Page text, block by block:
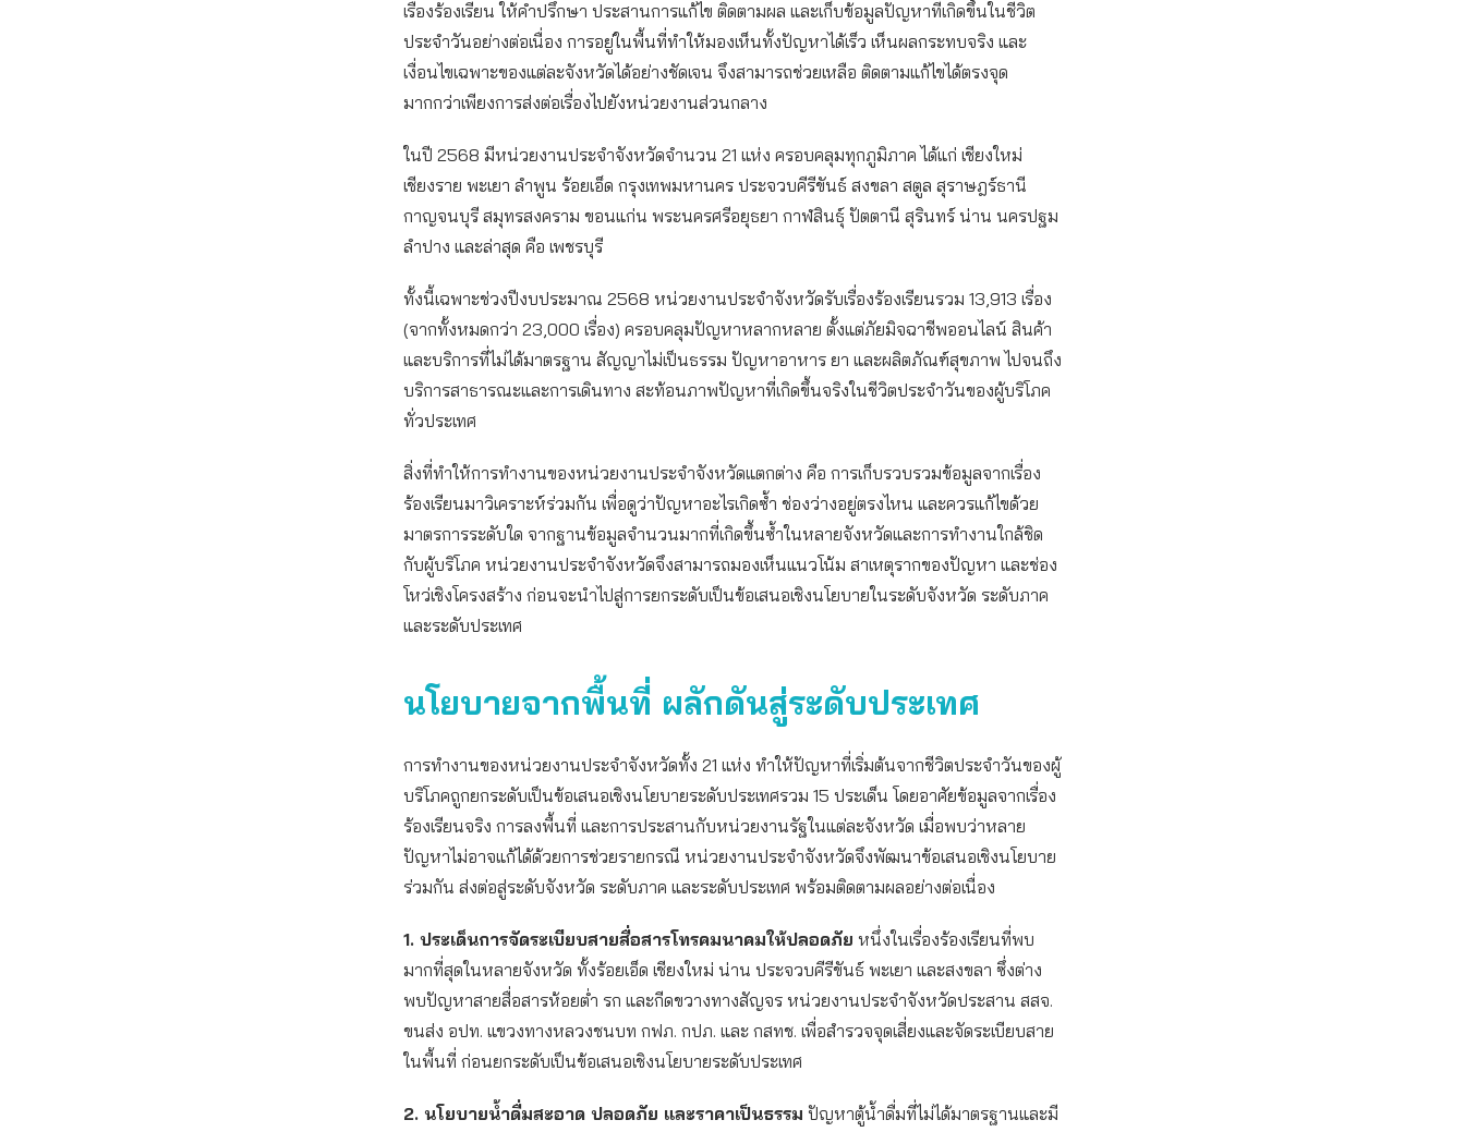
เรื่องร้องเรียน ให้คำปรึกษา ประสานการแก้ไข ติดตามผล และเก็บข้อมูลปัญหาที่เกิดขึ้นในชีวิต
ประจำวันอย่างต่อเนื่อง การอยู่ในพื้นที่ทำให้มองเห็นทั้งปัญหาได้เร็ว เห็นผลกระทบจริง และ
เงื่อนไขเฉพาะของแต่ละจังหวัดได้อย่างชัดเจน จึงสามารถช่วยเหลือ ติดตามแก้ไขได้ตรงจุด
มากกว่าเพียงการส่งต่อเรื่องไปยังหน่วยงานส่วนกลาง
ในปี 2568 มีหน่วยงานประจำจังหวัดจำนวน 21 แห่ง ครอบคลุมทุกภูมิภาค ได้แก่ เชียงใหม่
เชียงราย พะเยา ลำพูน ร้อยเอ็ด กรุงเทพมหานคร ประจวบคีรีขันธ์ สงขลา สตูล สุราษฎร์ธานี
กาญจนบุรี สมุทรสงคราม ขอนแก่น พระนครศรีอยุธยา กาฬสินธุ์ ปัตตานี สุรินทร์ น่าน นครปฐม
ลำปาง และล่าสุด คือ เพชรบุรี
ทั้งนี้เฉพาะช่วงปีงบประมาณ 2568 หน่วยงานประจำจังหวัดรับเรื่องร้องเรียนรวม 13,913 เรื่อง
(จากทั้งหมดกว่า 23,000 เรื่อง) ครอบคลุมปัญหาหลากหลาย ตั้งแต่ภัยมิจฉาชีพออนไลน์ สินค้า
และบริการที่ไม่ได้มาตรฐาน สัญญาไม่เป็นธรรม ปัญหาอาหาร ยา และผลิตภัณฑ์สุขภาพ ไปจนถึง
บริการสาธารณะและการเดินทาง สะท้อนภาพปัญหาที่เกิดขึ้นจริงในชีวิตประจำวันของผู้บริโภค
ทั่วประเทศ
สิ่งที่ทำให้การทำงานของหน่วยงานประจำจังหวัดแตกต่าง คือ การเก็บรวบรวมข้อมูลจากเรื่อง
ร้องเรียนมาวิเคราะห์ร่วมกัน เพื่อดูว่าปัญหาอะไรเกิดซ้ำ ช่องว่างอยู่ตรงไหน และควรแก้ไขด้วย
มาตรการระดับใด จากฐานข้อมูลจำนวนมากที่เกิดขึ้นซ้ำในหลายจังหวัดและการทำงานใกล้ชิด
กับผู้บริโภค หน่วยงานประจำจังหวัดจึงสามารถมองเห็นแนวโน้ม สาเหตุรากของปัญหา และช่อง
โหว่เชิงโครงสร้าง ก่อนจะนำไปสู่การยกระดับเป็นข้อเสนอเชิงนโยบายในระดับจังหวัด ระดับภาค
และระดับประเทศ
นโยบายจากพื้นที่ ผลักดันสู่ระดับประเทศ
การทำงานของหน่วยงานประจำจังหวัดทั้ง 21 แห่ง ทำให้ปัญหาที่เริ่มต้นจากชีวิตประจำวันของผู้
บริโภคถูกยกระดับเป็นข้อเสนอเชิงนโยบายระดับประเทศรวม 15 ประเด็น โดยอาศัยข้อมูลจากเรื่อง
ร้องเรียนจริง การลงพื้นที่ และการประสานกับหน่วยงานรัฐในแต่ละจังหวัด เมื่อพบว่าหลาย
ปัญหาไม่อาจแก้ได้ด้วยการช่วยรายกรณี หน่วยงานประจำจังหวัดจึงพัฒนาข้อเสนอเชิงนโยบาย
ร่วมกัน ส่งต่อสู่ระดับจังหวัด ระดับภาค และระดับประเทศ พร้อมติดตามผลอย่างต่อเนื่อง
1. ประเด็นการจัดระเบียบสายสื่อสารโทรคมนาคมให้ปลอดภัย หนึ่งในเรื่องร้องเรียนที่พบ
มากที่สุดในหลายจังหวัด ทั้งร้อยเอ็ด เชียงใหม่ น่าน ประจวบคีรีขันธ์ พะเยา และสงขลา ซึ่งต่าง
พบปัญหาสายสื่อสารห้อยต่ำ รก และกีดขวางทางสัญจร หน่วยงานประจำจังหวัดประสาน สสจ.
ขนส่ง อปท. แขวงทางหลวงชนบท กฟภ. กปภ. และ กสทช. เพื่อสำรวจจุดเสี่ยงและจัดระเบียบสาย
ในพื้นที่ ก่อนยกระดับเป็นข้อเสนอเชิงนโยบายระดับประเทศ
2. นโยบายน้ำดื่มสะอาด ปลอดภัย และราคาเป็นธรรม ปัญหาตู้น้ำดื่มที่ไม่ได้มาตรฐานและมี